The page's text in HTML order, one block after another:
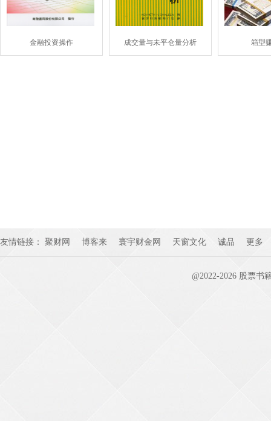
金融投资操作 成交量与未平仓量分析 箱型
友情链接： 聚财网 博客来 寰宇财金网 天窗文化 诚品 更多
@2022-2026 股票书